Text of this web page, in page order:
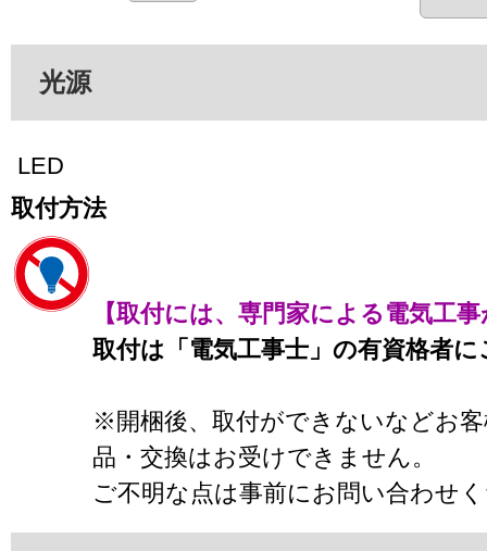
光源
LED
取付方法
【取付には、専門家による電気工
取付は「電気工事士」の有資格者
※開梱後、取付ができないなどお
品・交換はお受けできません。
ご不明な点は事前にお問い合わせ